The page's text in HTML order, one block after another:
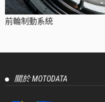
前輪制動系統
關於 MOTODATA